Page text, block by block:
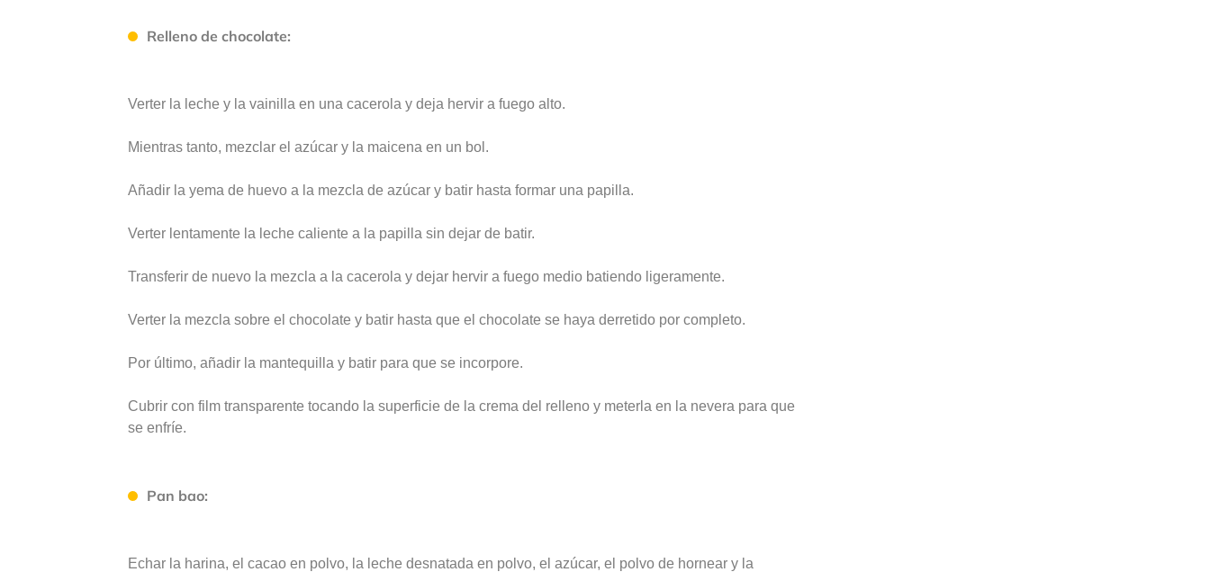
Relleno de chocolate:
Verter la leche y la vainilla en una cacerola y deja hervir a fuego alto.
Mientras tanto, mezclar el azúcar y la maicena en un bol.
Añadir la yema de huevo a la mezcla de azúcar y batir hasta formar una papilla.
Verter lentamente la leche caliente a la papilla sin dejar de batir.
Transferir de nuevo la mezcla a la cacerola y dejar hervir a fuego medio batiendo ligeramente.
Verter la mezcla sobre el chocolate y batir hasta que el chocolate se haya derretido por completo.
Por último, añadir la mantequilla y batir para que se incorpore.
Cubrir con film transparente tocando la superficie de la crema del relleno y meterla en la nevera para que
se enfríe.
Pan bao:
Echar la harina, el cacao en polvo, la leche desnatada en polvo, el azúcar, el polvo de hornear y la